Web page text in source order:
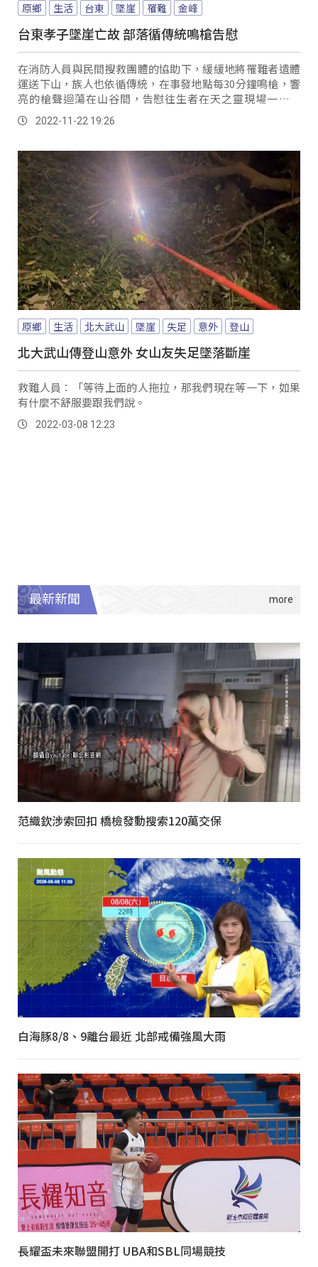
原鄉 生活 台東 墜崖 罹難 金峰
台東孝子墜崖亡故 部落循傳統鳴槍告慰
在消防人員與民間搜救團體的協助下，緩緩地將罹難者遺體
運送下山，族人也依循傳統，在事發地點每30分鐘鳴槍，響
亮的槍聲迴蕩在山谷間，告慰往生者在天之靈現場一片哀
悽。2022-11-22 19:26
原鄉 生活 北大武山 墜崖 失足 意外 登山
北大武山傳登山意外 女山友失足墜落斷崖
救難人員：「等待上面的人拖拉，那我們現在等一下，如果
有什麼不舒服要跟我們說。
2022-03-08 12:23
最新新聞
范織欽涉索回扣 橋檢發動搜索120萬交保
白海豚8/8、9離台最近 北部戒備強風大雨
長耀盃未來聯盟開打 UBA和SBL同場競技